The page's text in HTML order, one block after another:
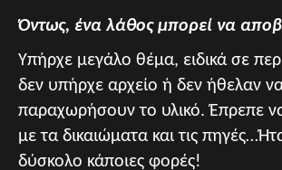
Όντως, ένα λάθος μπορεί να
Υπήρχε μεγάλο θέμα, ειδικά σε
δεν υπήρχε αρχείο ή δεν ήθελαν
παραχωρήσουν το υλικό. Έπρεπε
με τα δικαιώματα και τις
δύσκολο κάποιες φορές!